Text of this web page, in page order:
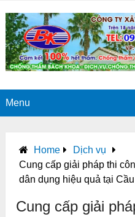
Menu
Home
Dịch vụ
Cung cấp giải pháp thi
dân dụng hiệu quả tại
Cung cấp giải